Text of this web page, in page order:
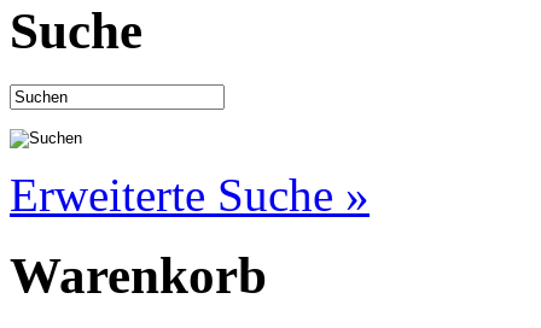
Suche
Erweiterte Suche »
Warenkorb